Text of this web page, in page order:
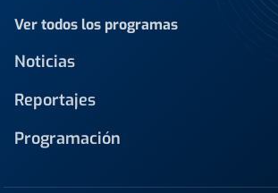
Ver todos los programas
Noticias
Reportajes
Programación